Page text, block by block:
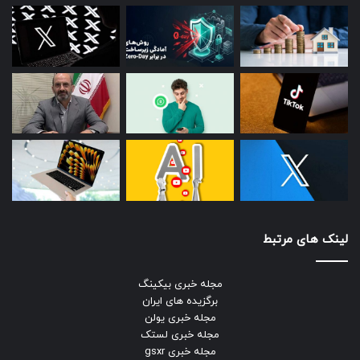
قیمت: ۲.۲۴ دلار
تغییرات قیمتی ۲۴ ساعت گذشته: ۱.۸۰ درصد افزایش
تغییرات قیمتی یک هفته اخیر: ۱۳.۱۰ درصد کاهش
– تتر
تغییرات قیمتی ۲۴ ساعت گذشته: ۰.۰۵ درصد کاهش
تغییرات قیمتی یک هفته اخیر: ۰.۱۲ درصد کاهش
– سولانا
تغییرات قیمتی یک هفته اخیر: ۱۶.۱۳ درصد کاهش
لینک های مرتبط
مجله خبری بیکینگ
برگزیده های ایران
مجله خبری یولن
مجله خبری لستک
مجله خبری gsxr